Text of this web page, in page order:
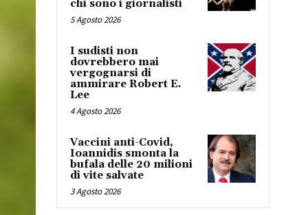
chi sono i giornalisti
5 Agosto 2026
I sudisti non
dovrebbero mai
vergognarsi di
ammirare Robert E.
Lee
4 Agosto 2026
Vaccini anti-Covid,
Ioannidis smonta la
bufala delle 20 milioni
di vite salvate
3 Agosto 2026